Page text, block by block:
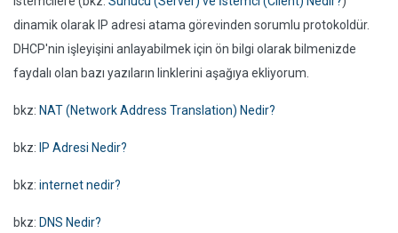
dinamik olarak IP adresi atama görevinden sorumlu protokoldür.
DHCP'nin işleyişini anlayabilmek için ön bilgi olarak bilmenizde
faydalı olan bazı yazıların linklerini aşağıya ekliyorum.
bkz: NAT (Network Address Translation) Nedir?
bkz: IP Adresi Nedir?
bkz: internet nedir?
bkz: DNS Nedir?